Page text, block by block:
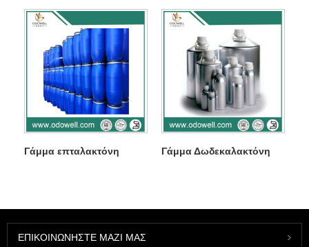
Γάμμα επταλακτόνη Γάμμα Δωδεκαλακτόνη
ΕΠΙΚΟΙΝΩΝΉΣΤΕ ΜΑΖΊ ΜΑΣ